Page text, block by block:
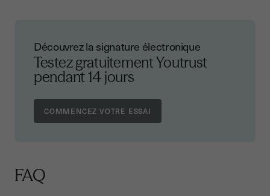
Découvrez la signature électronique
Testez gratuitement Youtrust
pendant 14 jours
FAQ